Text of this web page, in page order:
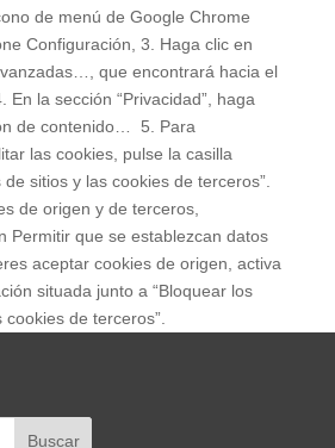
de menú de Google Chrome
Configuración, 3. Haga clic en
que encontrará hacia el
En la sección “Privacidad”, haga
de contenido… 5. Para
las cookies, pulse la casilla
sitios y las cookies de terceros”.
de origen y de terceros,
Permitir que se establezcan datos
aceptar cookies de origen, activa
situada junto a “Bloquear los
de terceros”.